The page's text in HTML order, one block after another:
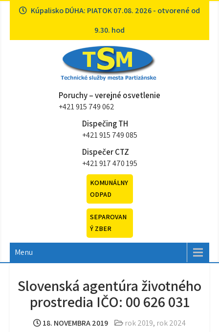
Kúpalisko DÚHA: PIATOK 07.08. 2026 - otvorené od
9.30. hod
Technické služby mesta
Partizánske
Sme tu pre vásPoruchy – verejné osvetlenie
+421 915 749 062
Dispečing TH
+421 915 749 085
Dispečer CTZ
+421 917 470 195
KOMUNÁLNY
ODPAD
SEPAROVAN
Ý ZBER
Menu
Slovenská agentúra životného
prostredia IČO: 00 626 031
18. NOVEMBRA 2019 rok 2019, rok 2024